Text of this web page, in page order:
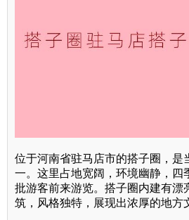
位于河南省驻马店市的搭子圈，是
一。这里占地宽阔，环境幽静，四
批游客前来游览。搭子圈内建有漂
筑，风格独特，展现出浓厚的地方